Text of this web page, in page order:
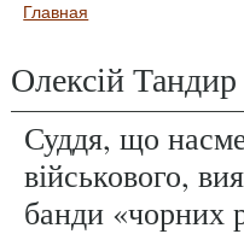
Вы здесь
Главная
Олексій Тандир
Суддя, що
військового,
банди «чорних